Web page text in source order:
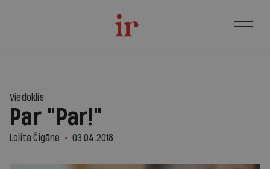
Viedoklis
Par "Par!"
Lolita Čigāne 03.04.2018.